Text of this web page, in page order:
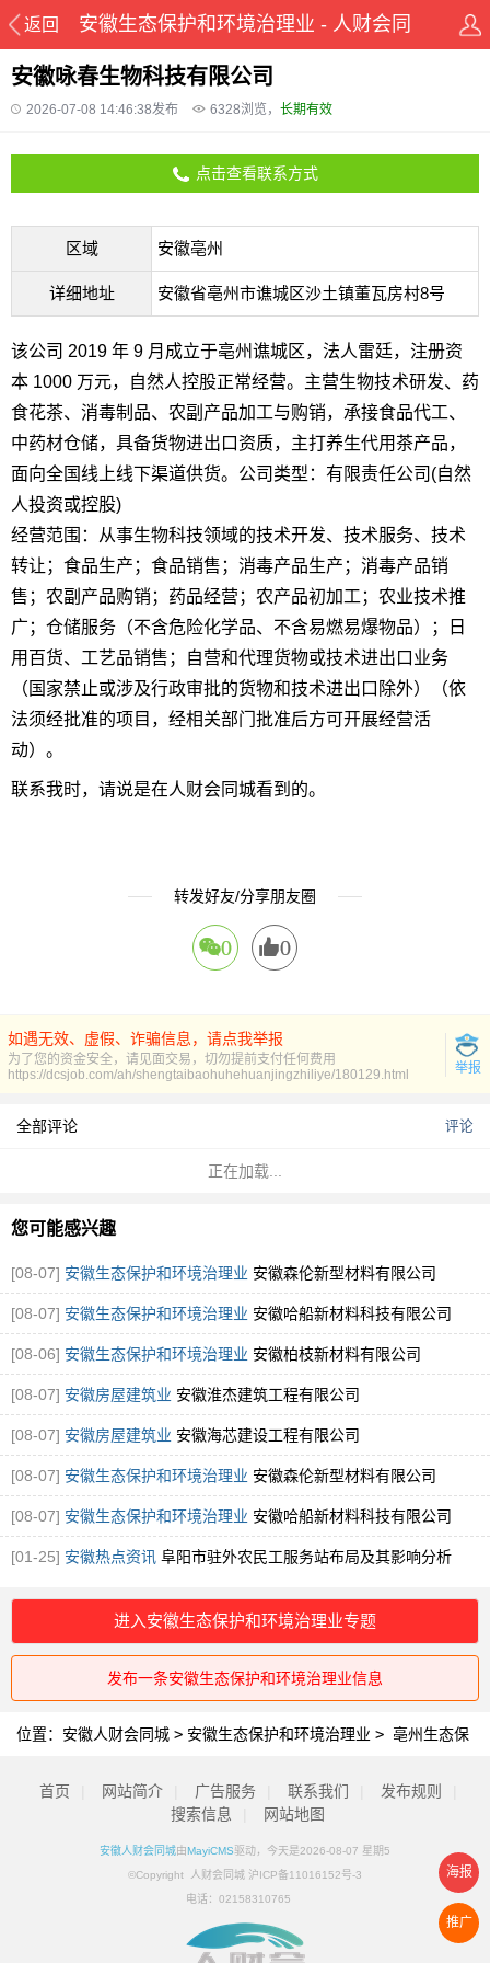
安徽咏春生物科技有限公司
2026-07-08 14:46:38发布 6328浏览， 长期有效
点击查看联系方式
区域 安徽亳州
详细地址 安徽省亳州市谯城区沙土镇董瓦房村8号
该公司 2019 年 9 月成立于亳州谯城区，法人雷廷，注册资
本 1000 万元，自然人控股正常经营。主营生物技术研发、药
食花茶、消毒制品、农副产品加工与购销，承接食品代工、
中药材仓储，具备货物进出口资质，主打养生代用茶产品，
面向全国线上线下渠道供货。公司类型：有限责任公司(自然
人投资或控股)
经营范围：从事生物科技领域的技术开发、技术服务、技术
转让；食品生产；食品销售；消毒产品生产；消毒产品销
售；农副产品购销；药品经营；农产品初加工；农业技术推
广；仓储服务（不含危险化学品、不含易燃易爆物品）；日
用百货、工艺品销售；自营和代理货物或技术进出口业务
（国家禁止或涉及行政审批的货物和技术进出口除外）（依
法须经批准的项目，经相关部门批准后方可开展经营活
动）。
联系我时，请说是在人财会同城看到的。
转发好友/分享朋友圈
0 0
如遇无效、虚假、诈骗信息，请点我举报
为了您的资金安全，请见面交易，切勿提前支付任何费用
举报
https://dcsjob.com/ah/shengtaibaohuhehuanjingzhiliye/180129.html
全部评论 评论
正在加载...
您可能感兴趣
[08-07] 安徽生态保护和环境治理业 安徽森伦新型材料有限公司
[08-07] 安徽生态保护和环境治理业 安徽哈船新材料科技有限公司
[08-06] 安徽生态保护和环境治理业 安徽柏枝新材料有限公司
[08-07] 安徽房屋建筑业 安徽淮杰建筑工程有限公司
[08-07] 安徽房屋建筑业 安徽海芯建设工程有限公司
[08-07] 安徽生态保护和环境治理业 安徽森伦新型材料有限公司
[08-07] 安徽生态保护和环境治理业 安徽哈船新材料科技有限公司
[01-25] 安徽热点资讯 阜阳市驻外农民工服务站布局及其影响分析
进入安徽生态保护和环境治理业专题
发布一条安徽生态保护和环境治理业信息
位置： 安徽人财会同城 > 安徽生态保护和环境治理业 > 亳州生态保
返回 安徽生态保护和环境治理业 - 人财会同
城
首页 网站简介 广告服务 联系我们 发布规则
搜索信息
网站地图
安徽人财会同城由MayiCMS驱动，今天是2026-08-07 星期5
©Copyright 人财会同城 沪ICP备11016152号-3
电话： 02158310765
推广
海报